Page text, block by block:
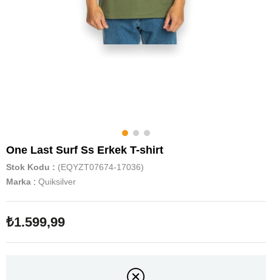
One Last Surf Ss Erkek T-shirt
Stok Kodu
(EQYZT07674-17036)
Marka : Quiksilver
₺1.599,99